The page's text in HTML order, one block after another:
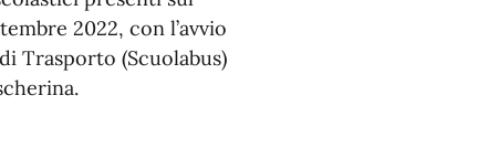
2022, con l’avvio
Trasporto (Scuolabus)